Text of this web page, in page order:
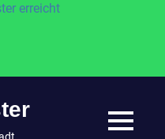
erreicht
MENÜ